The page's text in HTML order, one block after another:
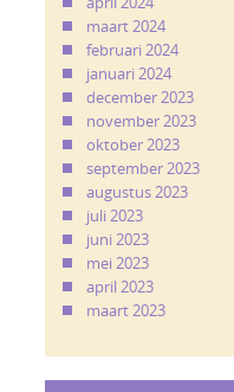
maart 2024
februari 2024
januari 2024
december 2023
november 2023
oktober 2023
september 2023
augustus 2023
juli 2023
juni 2023
mei 2023
april 2023
maart 2023